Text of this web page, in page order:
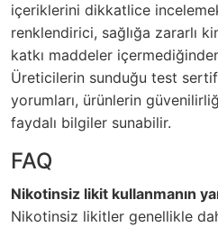
içeriklerini dikkatlice
renklendirici, sağlığa zararlı
katkı maddeler
Üreticilerin sunduğu test
yorumları, ürünlerin
faydalı bilgiler sunabilir.
FAQ
Nikotinsiz likit kullanmanın
Nikotinsiz likitler genellikle